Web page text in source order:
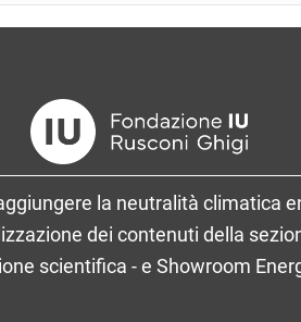
la neutralità climatica
dei contenuti della
scientifica - e Showroom